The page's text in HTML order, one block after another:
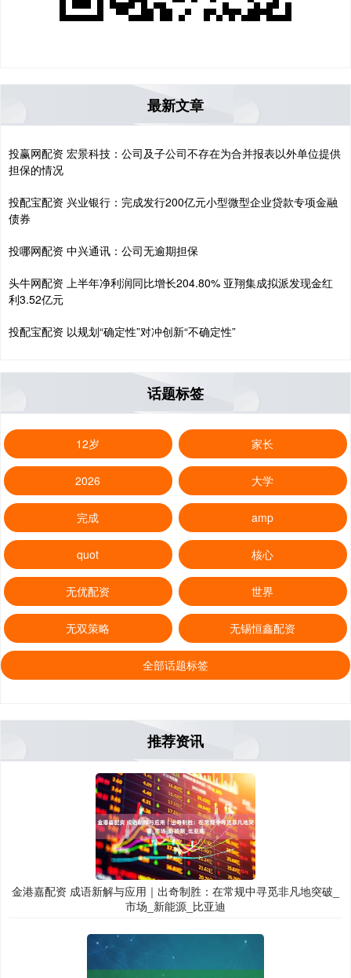
最新文章
投赢网配资 宏景科技：公司及子公司不存在为合并报表以外单位提供
担保的情况
投配宝配资 兴业银行：完成发行200亿元小型微型企业贷款专项金融
债券
投哪网配资 中兴通讯：公司无逾期担保
头牛网配资 上半年净利润同比增长204.80% 亚翔集成拟派发现金红
利3.52亿元
投配宝配资 以规划“确定性”对冲创新“不确定性”
话题标签
12岁 家长
2026 大学
完成 amp
quot 核心
无优配资 世界
无双策略 无锡恒鑫配资
全部话题标签
推荐资讯
金港嘉配资 成语新解与应用｜出奇制胜：在常规中寻觅非凡地突破_
市场_新能源_比亚迪